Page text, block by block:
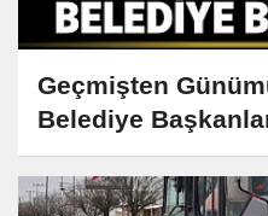
Geçmişten
Belediye